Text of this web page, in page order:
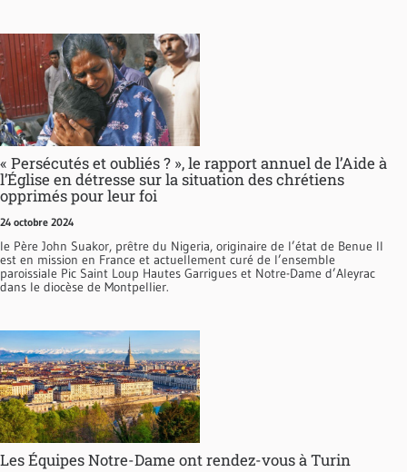
« Persécutés et oubliés ? », le rapport annuel de l’Aide à
l’Église en détresse sur la situation des chrétiens
opprimés pour leur foi
24 octobre 2024
le Père John Suakor, prêtre du Nigeria, originaire de l’état de Benue Il
est en mission en France et actuellement curé de l’ensemble
paroissiale Pic Saint Loup Hautes Garrigues et Notre-Dame d’Aleyrac
dans le diocèse de Montpellier.
Les Équipes Notre-Dame ont rendez-vous à Turin